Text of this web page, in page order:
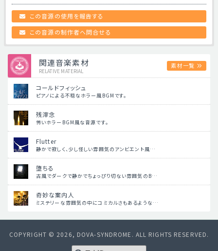
この音源の使用を報告する
この音源の制作者へ問合せる
関連音楽素材
RELATIVE MATERIAL
素材一覧
コールドフィッシュ
ピアノによる不穏なホラー風BGMです。
残滓念
怖いホラーBGM風な音源です。
Flutter
静かで寂しく、少し怪しい雰囲気のアンビエント風…
堕ちる
古風でダークで静かでちょっぴり切ない雰囲気のB…
奇妙な案内人
ミステリーな雰囲気の中にコミカルさもあるような…
COPYRIGHT © 2026, DOVA-SYNDROME. ALL RIGHTS RESERVED.